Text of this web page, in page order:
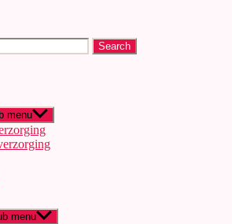
menu
menu